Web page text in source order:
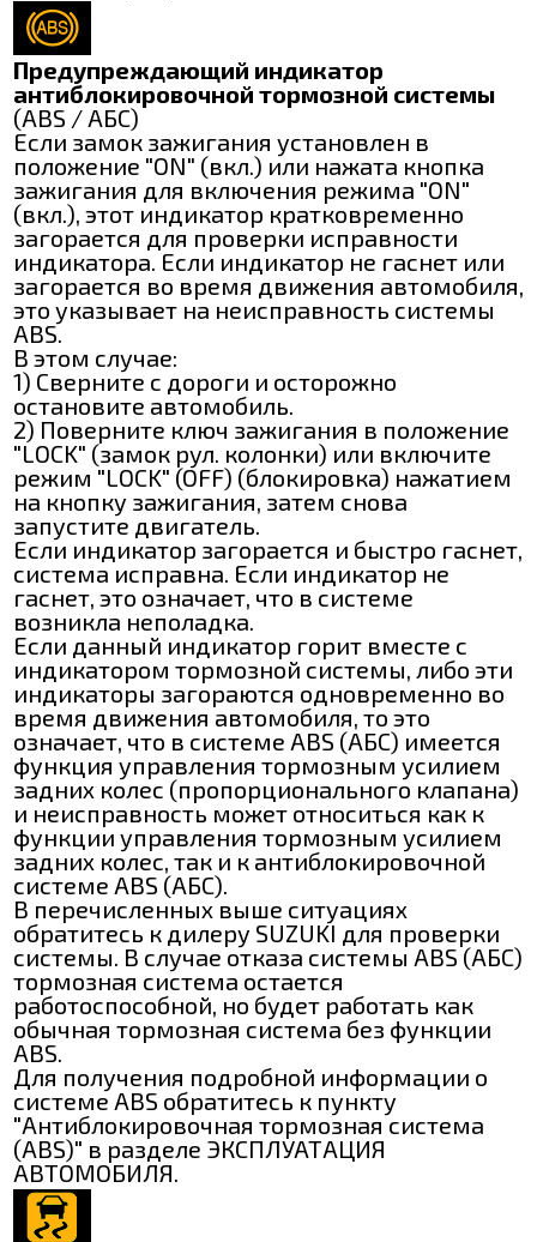
Предупреждающий индикатор
антиблокировочной тормозной системы
(ABS / АБС)
Если замок зажигания установлен в
положение "ON" (вкл.) или нажата кнопка
зажигания для включения режима "ON"
(вкл.), этот индикатор кратковременно
загорается для проверки исправности
индикатора. Если индикатор не гаснет или
загорается во время движения автомобиля,
это указывает на неисправность системы
ABS.
В этом случае:
1) Сверните с дороги и осторожно
остановите автомобиль.
2) Поверните ключ зажигания в положение
"LOCK" (замок рул. колонки) или включите
режим "LOCK" (OFF) (блокировка) нажатием
на кнопку зажигания, затем снова
запустите двигатель.
Если индикатор загорается и быстро гаснет,
система исправна. Если индикатор не
гаснет, это означает, что в системе
возникла неполадка.
Если данный индикатор горит вместе с
индикатором тормозной системы, либо эти
индикаторы загораются одновременно во
время движения автомобиля, то это
означает, что в системе ABS (АБС) имеется
функция управления тормозным усилием
задних колес (пропорционального клапана)
и неисправность может относиться как к
функции управления тормозным усилием
задних колес, так и к антиблокировочной
системе ABS (АБС).
В перечисленных выше ситуациях
обратитесь к дилеру SUZUKI для проверки
системы. В случае отказа системы ABS (АБС)
тормозная система остается
работоспособной, но будет работать как
обычная тормозная система без функции
ABS.
Для получения подробной информации о
системе ABS обратитесь к пункту
"Антиблокировочная тормозная система
(ABS)" в разделе ЭКСПЛУАТАЦИЯ
АВТОМОБИЛЯ.